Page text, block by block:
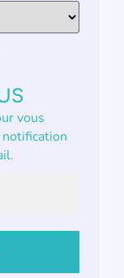
vous